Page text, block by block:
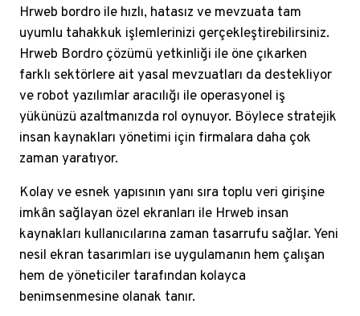
Hrweb bordro ile hızlı, hatasız ve mevzuata tam
uyumlu tahakkuk işlemlerinizi gerçekleştirebilirsiniz.
Hrweb Bordro çözümü yetkinliği ile öne çıkarken
farklı sektörlere ait yasal mevzuatları da destekliyor
ve robot yazılımlar aracılığı ile operasyonel iş
yükünüzü azaltmanızda rol oynuyor. Böylece stratejik
insan kaynakları yönetimi için firmalara daha çok
zaman yaratıyor.
Kolay ve esnek yapısının yanı sıra toplu veri girişine
imkân sağlayan özel ekranları ile Hrweb insan
kaynakları kullanıcılarına zaman tasarrufu sağlar. Yeni
nesil ekran tasarımları ise uygulamanın hem çalışan
hem de yöneticiler tarafından kolayca
benimsenmesine olanak tanır.